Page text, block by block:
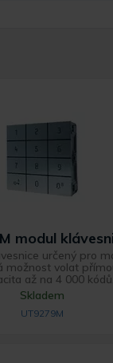
modul
určený pro
možnost volat
až na 4 000 kódů.
Skladem
UT9279M